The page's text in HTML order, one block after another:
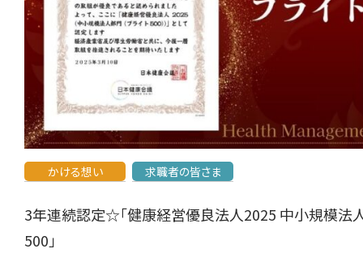
かける想い 求職者の皆さま
3年連続認定☆「健康経営優良法人2025 中小規模法
500」